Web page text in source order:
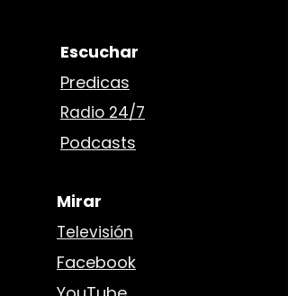
Escuchar
Predicas
Radio 24/7
Podcasts
Mirar
Televisión
Facebook